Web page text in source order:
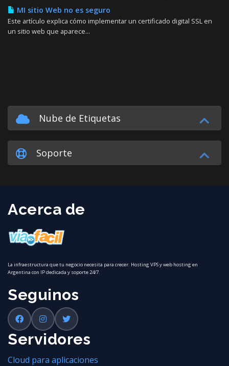
MI sitio Web no es seguro
Este artículo explica cómo implementar un certificado digital SSL en
un sitio web que aparece...
Nube de Etiquetas
Soporte
Acerca de
La infraestructura que tu negocio necesita para crecer. Hosting VPS y web hosting en
Argentina con IP dedicada y soporte 24/7.
Seguinos
Servidores
Cloud para aplicaciones